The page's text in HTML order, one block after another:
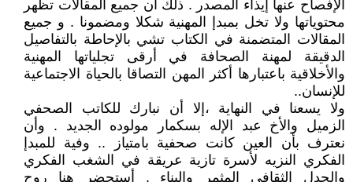
الإفصاح عنها إيذاء المصدر . ذلك أن جميع المقالات تظهر
محتوياتها ولا تخل بمبدإ المهنية شكلا ومضمونا . و جميع
المقالات المتضمنة في الكتاب تشي بالإحاطة بالتفاصيل
الدقيقة لمهنة الصحافة في أرقى تجلياتها المهنية
والأخلاقية باعتبارها أكثر المهن التصاقا بالحياة الاجتماعية
للإنسان..
ولا يسعنا في النهاية ،إلا أن نبارك للكاتب الصحفي
الزميل والأخ عبد الإله بسكمار مولوده الجديد . وأن
نعترف بأن العين كانت صحفية بامتياز .. وفية للمبدإ
الفكري النزيه لأسرة تازية عريقة في الشغب الفكري
والجدل الثقافي المثمر والبناء . أستحضر هنا روح